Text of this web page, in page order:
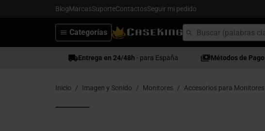
BlogMarcasSuporteContactosSeguir mi pedido
Categorías
Entrega en 24/48h - para España Métodos de Pago
Inicio Imagen y Sonido Monitores Accesorios para Monitores